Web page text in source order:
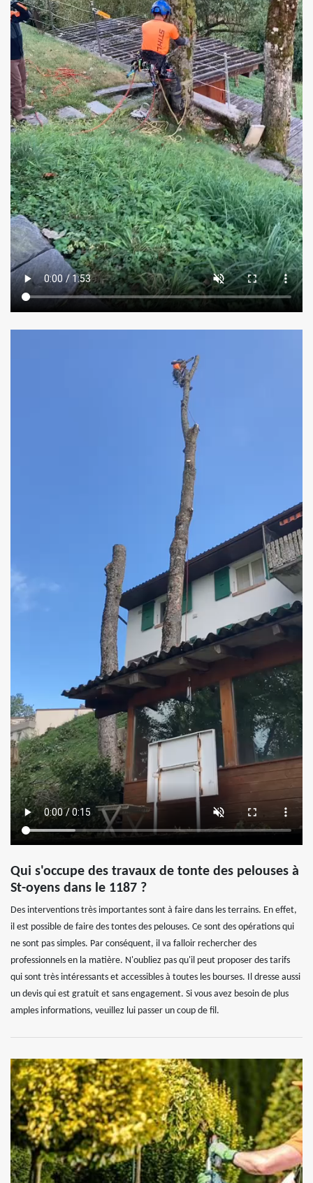
Qui s'occupe des travaux de tonte des pelouses à
St-oyens dans le 1187 ?
Des interventions très importantes sont à faire dans les terrains. En effet,
il est possible de faire des tontes des pelouses. Ce sont des opérations qui
ne sont pas simples. Par conséquent, il va falloir rechercher des
professionnels en la matière. N'oubliez pas qu'il peut proposer des tarifs
qui sont très intéressants et accessibles à toutes les bourses. Il dresse aussi
un devis qui est gratuit et sans engagement. Si vous avez besoin de plus
amples informations, veuillez lui passer un coup de fil.